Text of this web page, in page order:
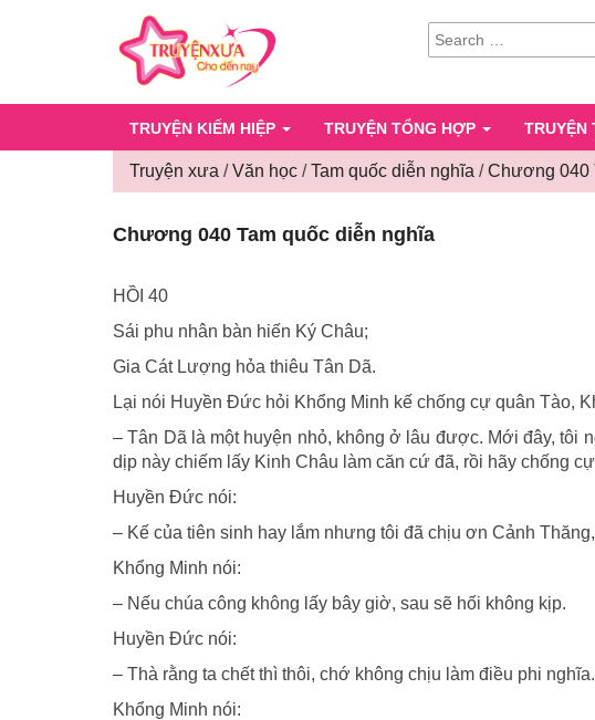
SEARCH
FOR:
TRUYỆN KIẾM HIỆP TRUYỆN TỔNG HỢP TRUYỆN
Truyện xưa /Văn học /Tam quốc diễn nghĩa /Chương 040
Chương 040 Tam quốc diễn nghĩa
HỒI 40
Sái phu nhân bàn hiến Ký Châu;
Gia Cát Lượng hỏa thiêu Tân Dã.
Lại nói Huyền Đức hỏi Khổng Minh kế chống cự quân Tào,
– Tân Dã là một huyện nhỏ, không ở lâu được. Mới đây, tôi
dịp này chiếm lấy Kinh Châu làm căn cứ đã, rồi hãy chống
Huyền Đức nói:
– Kế của tiên sinh hay lắm nhưng tôi đã chịu ơn Cảnh
Khổng Minh nói:
– Nếu chúa công không lấy bây giờ, sau sẽ hối không kịp.
Huyền Đức nói:
– Thà rằng ta chết thì thôi, chớ không chịu làm điều phi nghĩa.
Khổng Minh nói: